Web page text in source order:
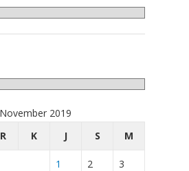
November 2019
R K J S M
1 2 3